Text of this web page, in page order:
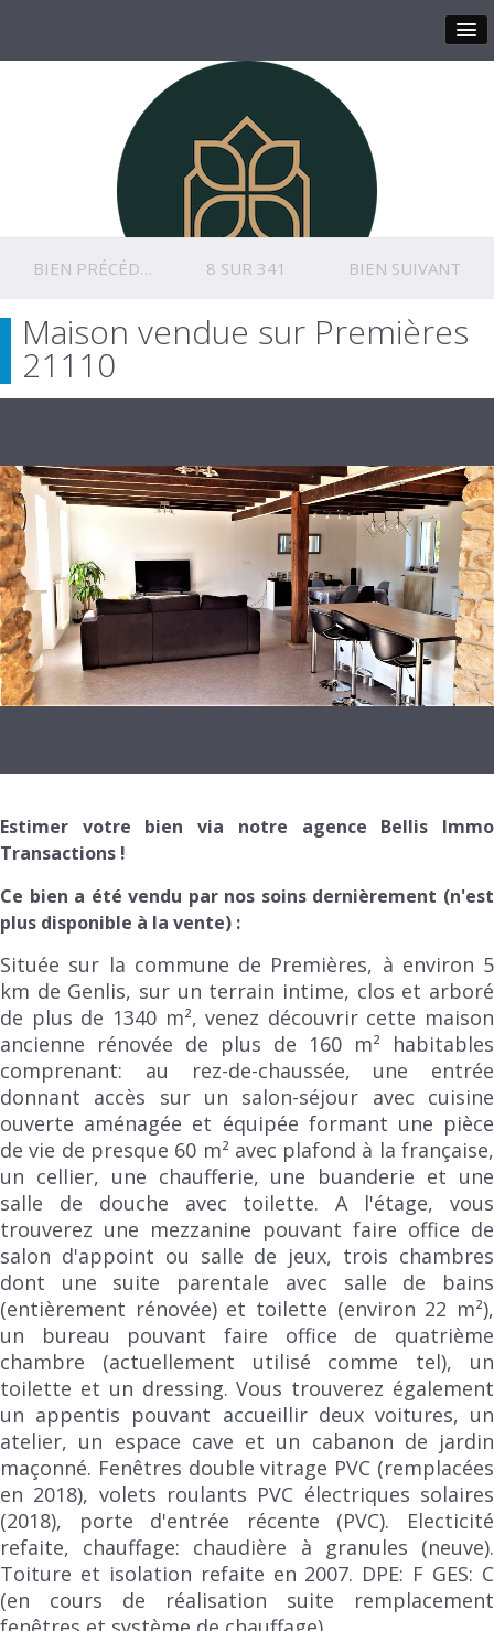
BIEN PRÉCÉDENT 8 SUR 341 BIEN SUIVANT
Maison vendue sur Premières
21110
Estimer votre bien via notre agence Bellis Immo
Transactions !
Ce bien a été vendu par nos soins dernièrement (n'est
plus disponible à la vente) :
Située sur la commune de Premières, à environ 5
km de Genlis, sur un terrain intime, clos et arboré
de plus de 1340 m², venez découvrir cette maison
ancienne rénovée de plus de 160 m² habitables
comprenant: au rez-de-chaussée, une entrée
donnant accès sur un salon-séjour avec cuisine
ouverte aménagée et équipée formant une pièce
de vie de presque 60 m² avec plafond à la française,
un cellier, une chaufferie, une buanderie et une
salle de douche avec toilette. A l'étage, vous
trouverez une mezzanine pouvant faire office de
salon d'appoint ou salle de jeux, trois chambres
dont une suite parentale avec salle de bains
(entièrement rénovée) et toilette (environ 22 m²),
un bureau pouvant faire office de quatrième
chambre (actuellement utilisé comme tel), un
toilette et un dressing. Vous trouverez également
un appentis pouvant accueillir deux voitures, un
atelier, un espace cave et un cabanon de jardin
maçonné. Fenêtres double vitrage PVC (remplacées
en 2018), volets roulants PVC électriques solaires
(2018), porte d'entrée récente (PVC). Electicité
refaite, chauffage: chaudière à granules (neuve).
Toiture et isolation refaite en 2007. DPE: F GES: C
(en cours de réalisation suite remplacement